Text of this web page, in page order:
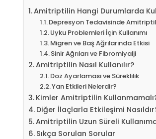
Amitriptilin Hangi Durumlarda
Depresyon Tedavisinde
Uyku Problemleri İçin Kullanımı
Migren ve Baş Ağrılarında Etkisi
Sinir Ağrıları ve Fibromiyalji
Amitriptilin Nasıl Kullanılır?
Doz Ayarlaması ve Süreklilik
Yan Etkileri Nelerdir?
Kimler Amitriptilin
Diğer İlaçlarla Etkileşimi
Amitriptilin Uzun Süreli
Sıkça Sorulan Sorular